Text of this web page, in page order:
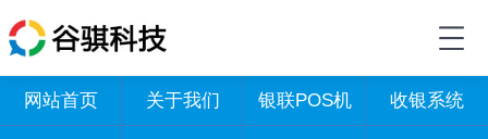
网站首页 关于我们 银联POS机 收银系统